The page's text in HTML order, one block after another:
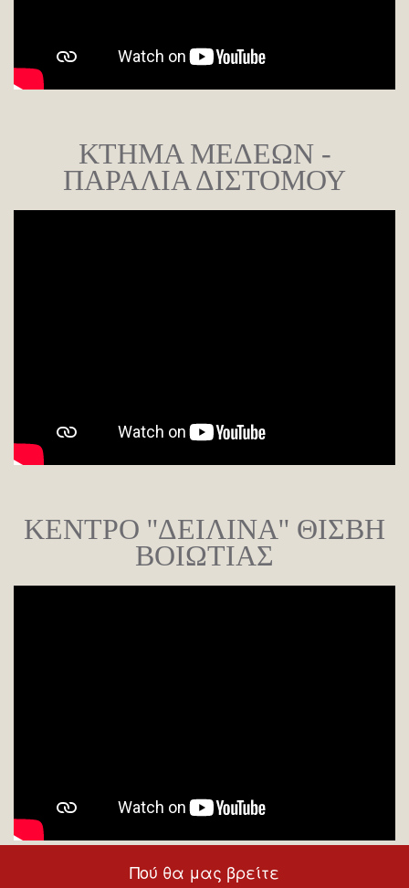
ΚΤΗΜΑ ΜΕΔΕΩΝ -
ΠΑΡΑΛΙΑ ΔΙΣΤΟΜΟΥ
ΚΕΝΤΡΟ ''ΔΕΙΛΙΝΑ'' ΘΙΣΒΗ
ΒΟΙΩΤΙΑΣ
Πού θα μας βρείτε